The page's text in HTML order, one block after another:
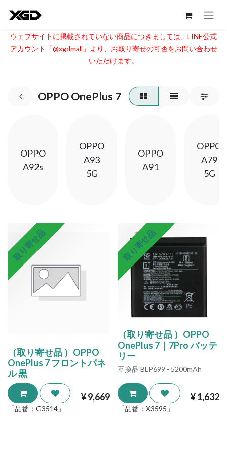
ウェブサイトに掲載されていない商品につきましては、LINE公式
アカウント「@xgdmall」より、お取り寄せの可否をお問い合わせ
いただけます。​
OPPO OnePlus 7
OPPO
A92s
OPPO
A93
5G
OPPO
A91
OPPO
A79
5G
取り寄せ品
（取り寄せ品 ）OPPO
OnePlus 7 フロントパネ
ル 黒
¥9,669
「品番： G3514 」
取り寄せ品
（取り寄せ品 ）OPPO
OnePlus 7｜7Pro バッテ
リー
互換品 BLP699 - 5200mAh
¥1,632
「品番： X3595 」